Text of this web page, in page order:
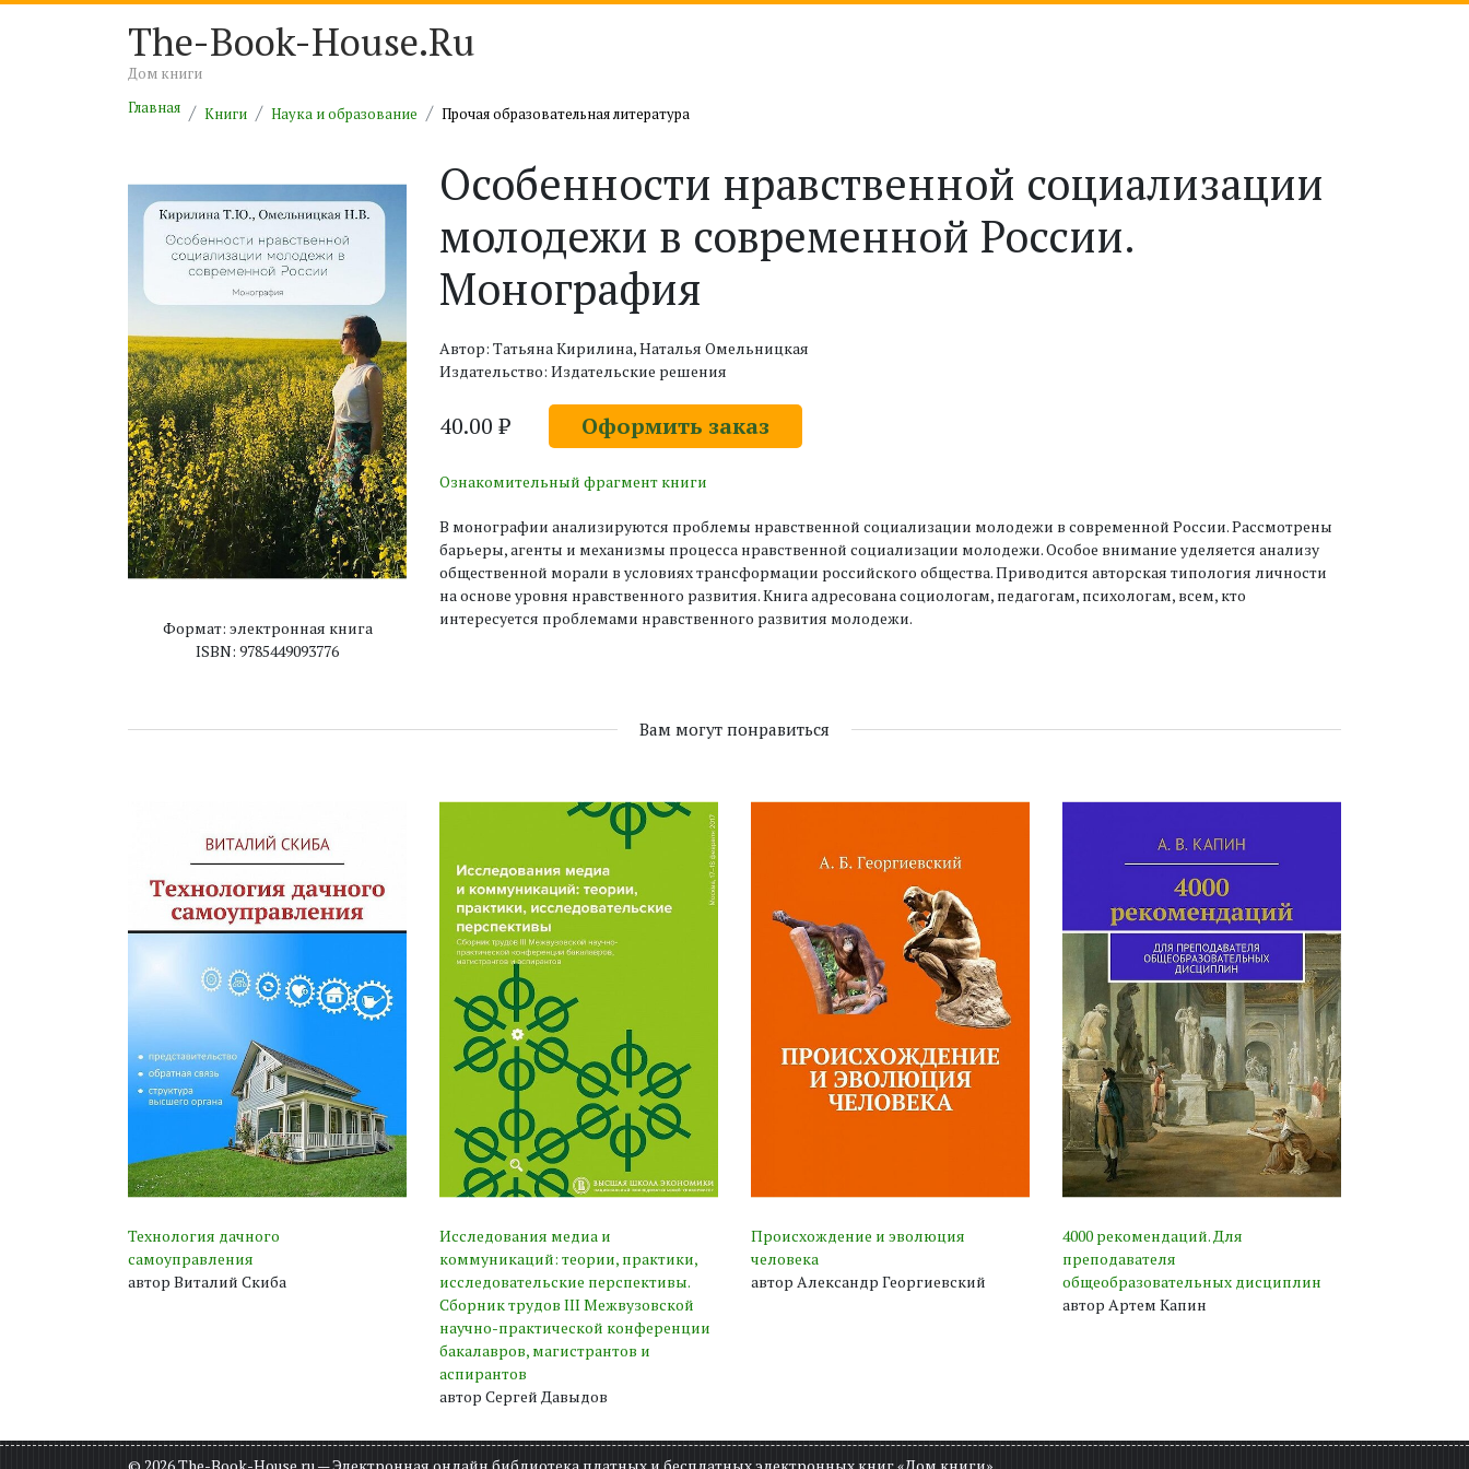
The-Book-House.Ru
Дом книги
Главная
Книги Наука и образование Прочая образовательная литература
Формат: электронная книга
ISBN: 9785449093776
Особенности нравственной социализации
молодежи в современной России.
Монография
Автор: Татьяна Кирилина, Наталья Омельницкая
Издательство: Издательские решения
40.00 ₽ Оформить заказ
Ознакомительный фрагмент книги
В монографии анализируются проблемы нравственной социализации молодежи в современной России. Рассмотрены
барьеры, агенты и механизмы процесса нравственной социализации молодежи. Особое внимание уделяется анализу
общественной морали в условиях трансформации российского общества. Приводится авторская типология личности
на основе уровня нравственного развития. Книга адресована социологам, педагогам, психологам, всем, кто
интересуется проблемами нравственного развития молодежи.
Вам могут понравиться
Технология дачного
самоуправления
автор Виталий Скиба
Исследования медиа и
коммуникаций: теории, практики,
исследовательские перспективы.
Сборник трудов III Межвузовской
научно-практической конференции
бакалавров, магистрантов и
аспирантов
автор Сергей Давыдов
Происхождение и эволюция
человека
автор Александр Георгиевский
4000 рекомендаций. Для
преподавателя
общеобразовательных дисциплин
автор Артем Капин